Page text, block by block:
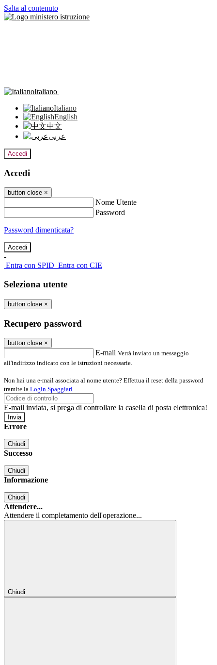
Salta al contenuto
Italiano
Italiano
English
中文
عربى
Accedi
Accedi
button close ×
Nome Utente
Password
Password dimenticata?
-
Entra con SPID Entra con CIE
Seleziona utente
button close ×
Recupero password
button close ×
E-mail Verrà inviato un messaggio
all'indirizzo indicato con le istruzioni necessarie.
Non hai una e-mail associata al nome utente? Effettua il reset della password
tramite la Login Spaggiari
E-mail inviata, si prega di controllare la casella di posta elettronica!
Errore
Chiudi
Successo
Chiudi
Informazione
Chiudi
Attendere...
Attendere il completamento dell'operazione...
Chiudi